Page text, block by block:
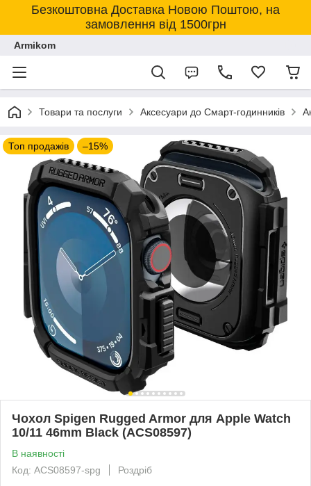
Безкоштовна Доставка Новою Поштою, на
замовлення від 1500грн
Armikom
Товари та послуги Аксесуари до Смарт-годинників
Топ продажів –15%
Чохол Spigen Rugged Armor для Apple Watch
10/11 46mm Black (ACS08597)
В наявності
Код: ACS08597-spg
Роздріб